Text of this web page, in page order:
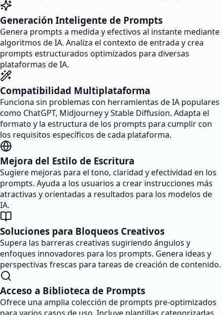
Generación Inteligente de Prompts
Genera prompts a medida y efectivos al instante mediante
algoritmos de IA. Analiza el contexto de entrada y crea
prompts estructurados optimizados para diversas
plataformas de IA.
Compatibilidad Multiplataforma
Funciona sin problemas con herramientas de IA populares
como ChatGPT, Midjourney y Stable Diffusion. Adapta el
formato y la estructura de los prompts para cumplir con
los requisitos específicos de cada plataforma.
Mejora del Estilo de Escritura
Sugiere mejoras para el tono, claridad y efectividad en los
prompts. Ayuda a los usuarios a crear instrucciones más
atractivas y orientadas a resultados para los modelos de
IA.
Soluciones para Bloqueos Creativos
Supera las barreras creativas sugiriendo ángulos y
enfoques innovadores para los prompts. Genera ideas y
perspectivas frescas para tareas de creación de contenido.
Acceso a Biblioteca de Prompts
Ofrece una amplia colección de prompts pre-optimizados